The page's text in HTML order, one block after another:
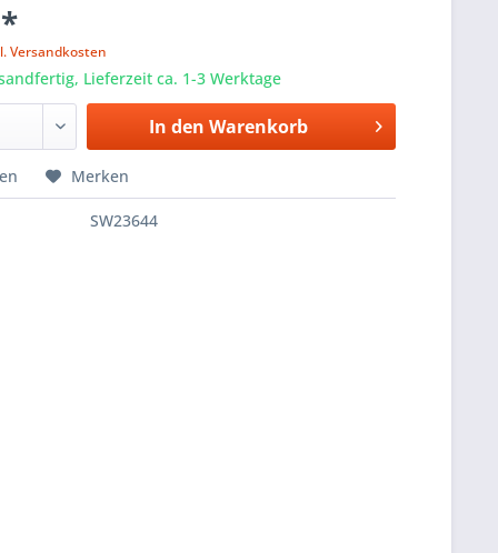
Versandkosten
Lieferzeit ca. 1-3 Werktage
In den Warenkorb
Merken
SW23644